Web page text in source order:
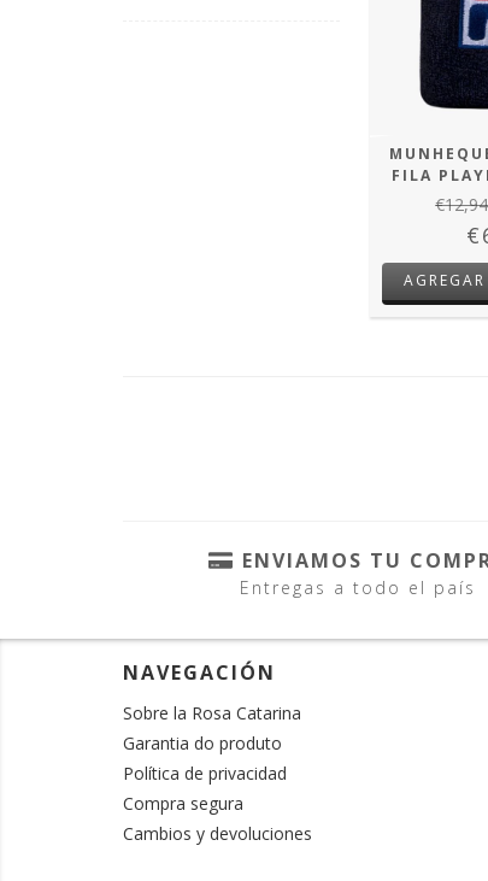
FILA
ENVIAMOS TU
Entregas a todo el país
NAVEGACIÓN
Sobre la Rosa Catarina
Garantia do produto
Política de privacidad
Compra segura
Cambios y devoluciones